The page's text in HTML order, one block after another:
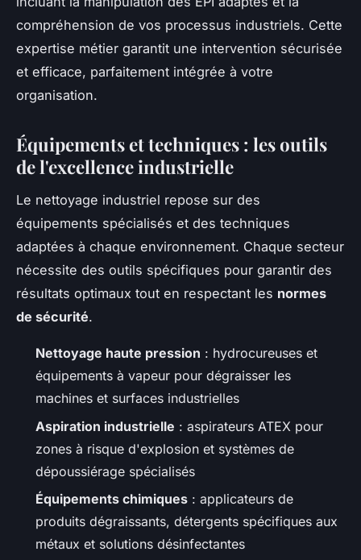
compréhension de vos processus industriels. Cette
expertise métier garantit une intervention sécurisée
et efficace, parfaitement intégrée à votre
organisation.
Équipements et techniques : les outils
de l'excellence industrielle
Le nettoyage industriel repose sur des
équipements spécialisés et des techniques
adaptées à chaque environnement. Chaque secteur
nécessite des outils spécifiques pour garantir des
résultats optimaux tout en respectant les normes
de sécurité.
Nettoyage haute pression : hydrocureuses et
équipements à vapeur pour dégraisser les
machines et surfaces industrielles
Aspiration industrielle : aspirateurs ATEX pour
zones à risque d'explosion et systèmes de
dépoussiérage spécialisés
Équipements chimiques : applicateurs de
produits dégraissants, détergents spécifiques aux
métaux et solutions désinfectantes